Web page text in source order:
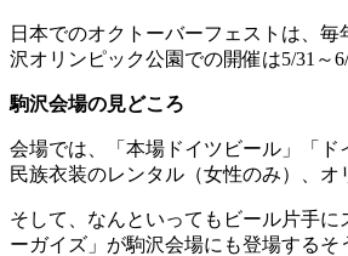
日本でのオクトーバーフェストは、
沢オリンピック公園での開催は5/31～
駒沢会場の見どころ
会場では、「本場ドイツビール」「
民族衣装のレンタル（女性のみ）、
そして、なんといってもビール片手
ーガイズ」が駒沢会場にも登場する